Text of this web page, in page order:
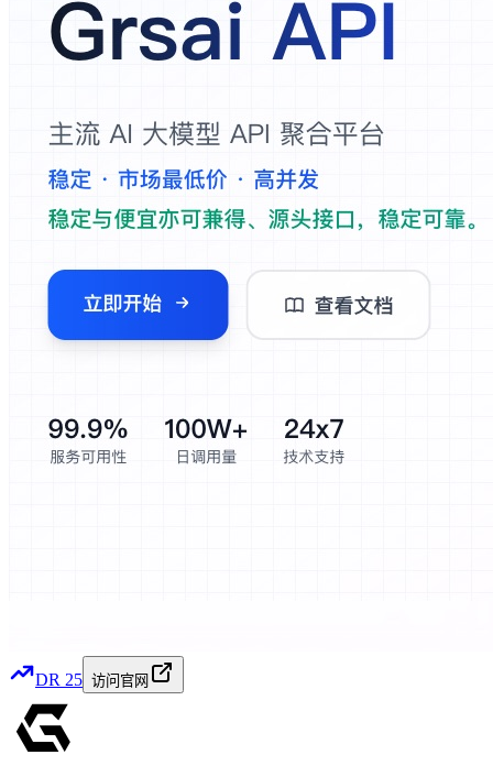
DR 25 访问官网